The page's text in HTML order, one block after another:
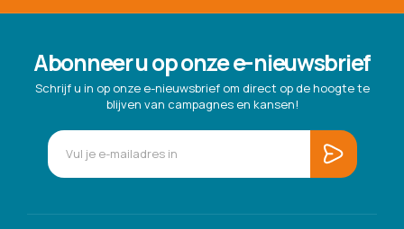
Abonneer u op onze e-nieuwsbrief
Schrijf u in op onze e-nieuwsbrief om direct op de hoogte te
blijven van campagnes en kansen!